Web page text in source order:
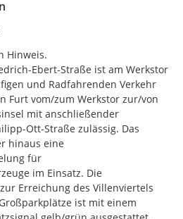
Hinweis.
Ebert-Straße ist am Werkstor
und Radfahrenden Verkehr
Furt vom/zum Werkstor zur/von
mit anschließender
Ott-Straße zulässig. Das
hinaus eine
für
im Einsatz. Die
Erreichung des Villenviertels
ist mit einem